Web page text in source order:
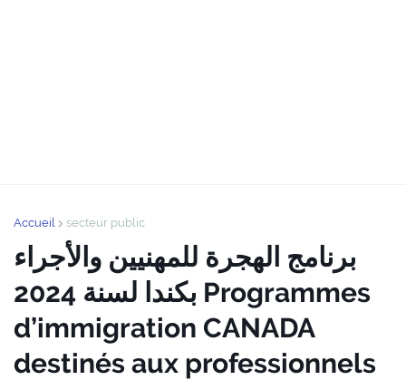
Accueil secteur public
برنامج الهجرة للمهنيين والأجراء
بكندا لسنة 2024 Programmes
d’immigration CANADA
destinés aux professionnels